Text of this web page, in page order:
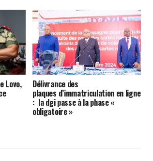
Lovo, Délivrance des
plaques d’immatriculation en ligne
: la dgi passe à la phase «
obligatoire »